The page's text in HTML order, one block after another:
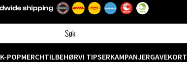
K-POPMERCHTILBEHØRVI TIPSERKAMPANJERGAVEKORT